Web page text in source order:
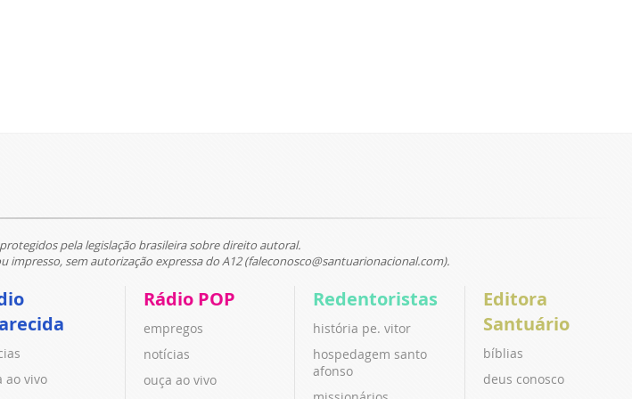
pela legislação brasileira sobre direito autoral.
sem autorização expressa do A12 (faleconosco@santuarionacional.com).
ao vivo
Rádio POP
empregos
notícias
ouça ao vivo
Redentoristas
história pe. vitor
hospedagem santo
afonso
Editora
Santuário
bíblias
deus conosco